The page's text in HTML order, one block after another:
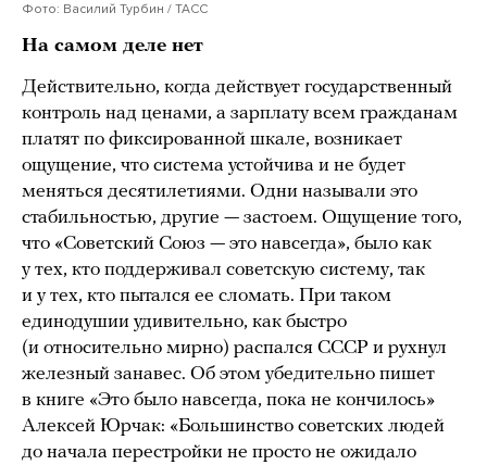
Фото: Василий Турбин / ТАСС
На самом деле нет
Действительно, когда действует государственный
контроль над ценами, а зарплату всем гражданам
платят по фиксированной шкале, возникает
ощущение, что система устойчива и не будет
меняться десятилетиями. Одни называли это
стабильностью, другие — застоем. Ощущение того,
что «Советский Союз — это навсегда», было как
у тех, кто поддерживал советскую систему, так
и у тех, кто пытался ее сломать. При таком
единодушии удивительно, как быстро
(и относительно мирно) распался СССР и рухнул
железный занавес. Об этом убедительно пишет
в книге «Это было навсегда, пока не кончилось»
Алексей Юрчак: «Большинство советских людей
до начала перестройки не просто не ожидало